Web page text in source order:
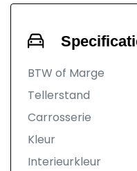
BTW of Marge
Tellerstand
Carrosserie
Kleur
Interieurkleur